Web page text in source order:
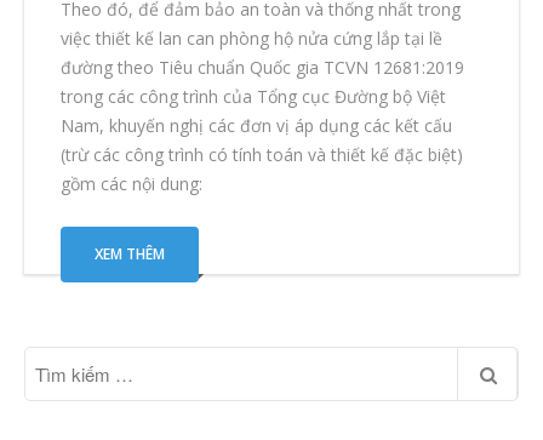
Theo đó, để đảm bảo an toàn và thống nhất trong
việc thiết kế lan can phòng hộ nửa cứng lắp tại lề
đường theo Tiêu chuẩn Quốc gia TCVN 12681:2019
trong các công trình của Tổng cục Đường bộ Việt
Nam, khuyến nghị các đơn vị áp dụng các kết cấu
(trừ các công trình có tính toán và thiết kế đặc biệt)
gồm các nội dung:
XEM THÊM